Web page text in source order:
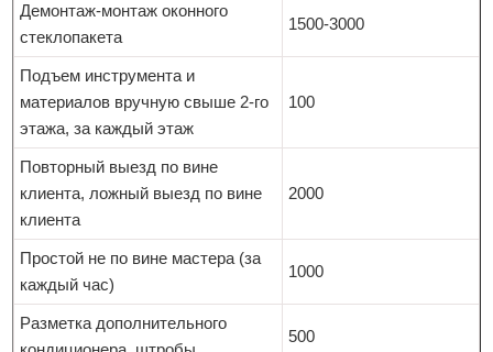
Демонтаж-монтаж оконного
стеклопакета
1500-3000
Подъем инструмента и
материалов вручную свыше 2-го
этажа, за каждый этаж
100
Повторный выезд по вине
клиента, ложный выезд по вине
клиента
2000
Простой не по вине мастера (за
каждый час)
1000
Разметка дополнительного
500